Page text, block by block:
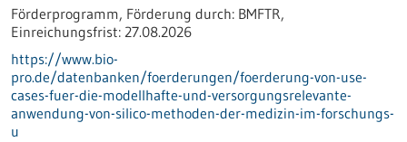
Förderprogramm, Förderung durch: BMFTR,
Einreichungsfrist: 27.08.2026
https://www.bio-
pro.de/datenbanken/foerderungen/foerderung-von-use-
cases-fuer-die-modellhafte-und-versorgungsrelevante-
anwendung-von-silico-methoden-der-medizin-im-forschungs-
u